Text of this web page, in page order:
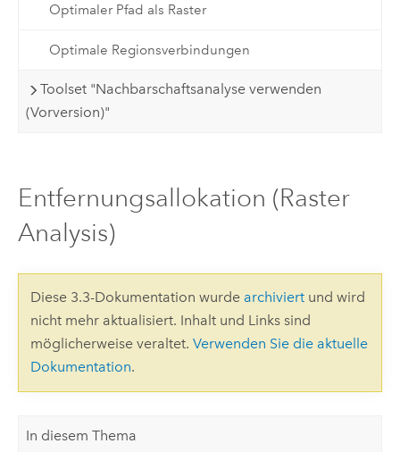
Optimaler Pfad als Raster
Optimale Regionsverbindungen
Toolset "Nachbarschaftsanalyse verwenden
(Vorversion)"
Entfernungsallokation (Raster
Analysis)
Diese 3.3-Dokumentation wurde archiviertund wird
nicht mehr aktualisiert. Inhalt und Links sind
möglicherweise veraltet. Verwenden Sie die aktuelle
Dokumentation.
In diesem Thema